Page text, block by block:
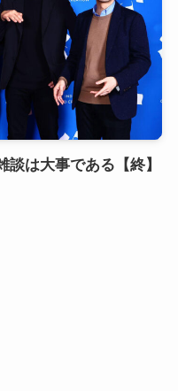
は大事である【終】